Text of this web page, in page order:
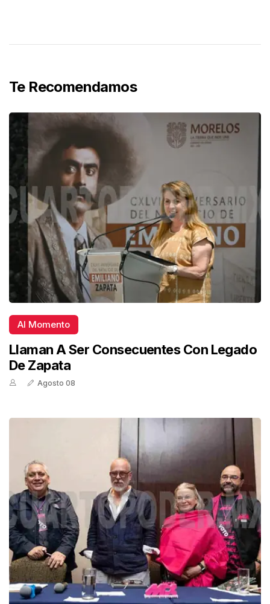
Te Recomendamos
Al Momento
Llaman A Ser Consecuentes Con Legado
De Zapata
Agosto 08